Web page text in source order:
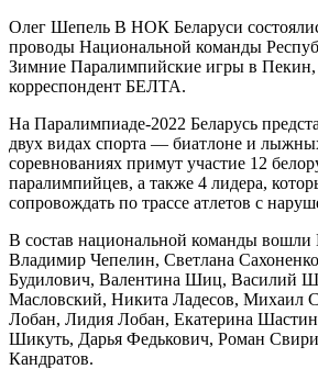
Олег Шепель В НОК Беларуси
проводы Национальной команды
Зимние Паралимпийские игры в Пекин,
корреспондент БЕЛТА.
На Паралимпиаде-2022 Беларусь
двух видах спорта — биатлоне и
соревнованиях примут участие 12
паралимпийцев, а также 4 лидера,
сопровождать по трассе атлетов с
В состав национальной команды
Владимир Чепелин, Светлана
Будилович, Валентина Шиц, Василий
Масловский, Никита Ладесов, Михаил
Лобан, Лидия Лобан, Екатерина
Шикуть, Дарья Федькович, Роман
Кандратов.